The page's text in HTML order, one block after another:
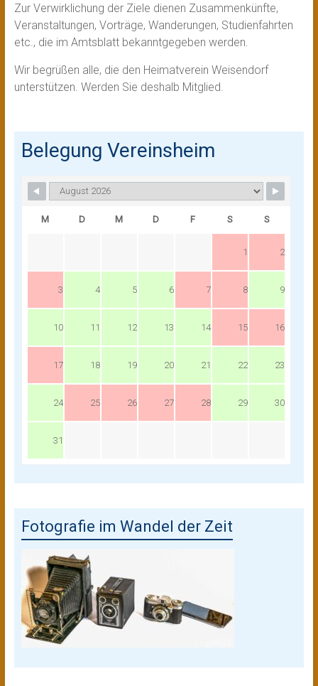
Zur Verwirklichung der Ziele dienen Zusammenkünfte,
Veranstaltungen, Vorträge, Wanderungen, Studienfahrten
etc., die im Amtsblatt bekanntgegeben werden.
Wir begrüßen alle, die den Heimatverein Weisendorf
unterstützen. Werden Sie deshalb Mitglied.
Belegung Vereinsheim
M D M D F S S
1 2
3 4 5 6 7 8 9
10 11 12 13 14 15 16
17 18 19 20 21 22 23
24 25 26 27 28 29 30
31
Fotografie im Wandel der Zeit